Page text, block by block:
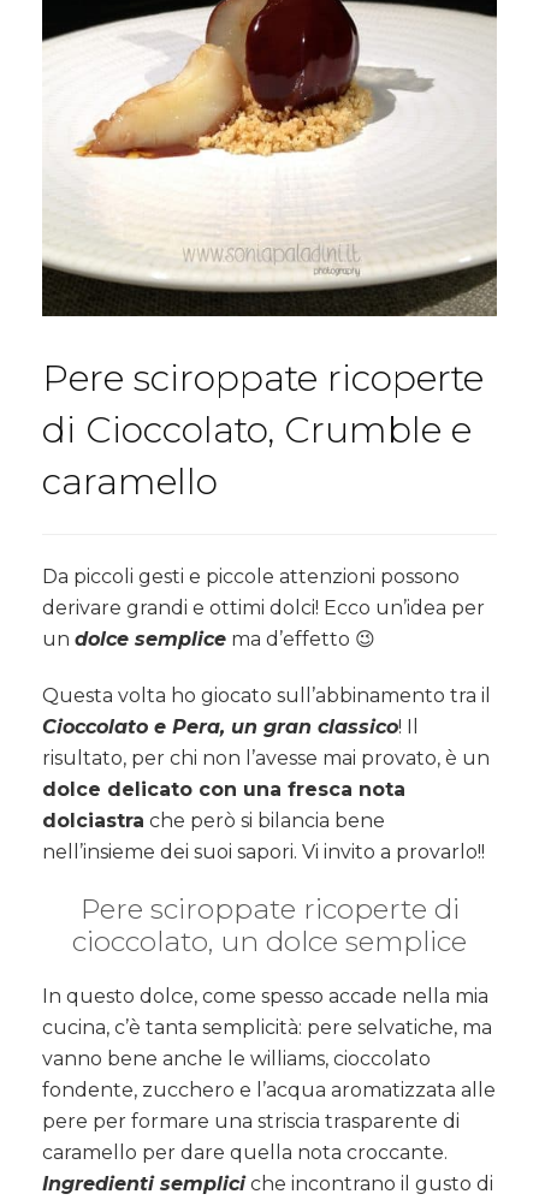
Pere sciroppate ricoperte
di Cioccolato, Crumble e
caramello
Da piccoli gesti e piccole attenzioni possono
derivare grandi e ottimi dolci! Ecco un’idea per
un dolce semplice ma d’effetto 😉
Questa volta ho giocato sull’abbinamento tra il
Cioccolato e Pera, un gran classico! Il
risultato, per chi non l’avesse mai provato, è un
dolce delicato con una fresca nota
dolciastra che però si bilancia bene
nell’insieme dei suoi sapori. Vi invito a provarlo!!
Pere sciroppate ricoperte di
cioccolato, un dolce semplice
In questo dolce, come spesso accade nella mia
cucina, c’è tanta semplicità: pere selvatiche, ma
vanno bene anche le williams, cioccolato
fondente, zucchero e l’acqua aromatizzata alle
pere per formare una striscia trasparente di
caramello per dare quella nota croccante.
Ingredienti sempliciche incontrano il gusto di